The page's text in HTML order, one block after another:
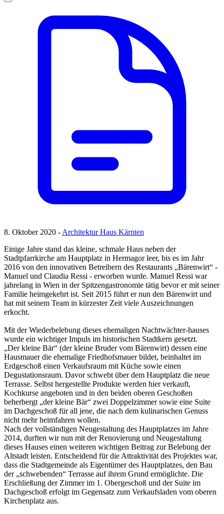
8. Oktober 2020 -Architektur Haus Kärnten
Einige Jahre stand das kleine, schmale Haus neben der
Stadtpfarrkirche am Hauptplatz in Hermagor leer, bis es im Jahr
2016 von den innovativen Betreibern des Restaurants „Bärenwirt“ -
Manuel und Claudia Ressi - erworben wurde. Manuel Ressi war
jahrelang in Wien in der Spitzengastronomie tätig bevor er mit seiner
Familie heimgekehrt ist. Seit 2015 führt er nun den Bärenwirt und
hat mit seinem Team in kürzester Zeit viele Auszeichnungen
erkocht.
Mit der Wiederbelebung dieses ehemaligen Nachtwächter-hauses
wurde ein wichtiger Impuls im historischen Stadtkern gesetzt.
„Der kleine Bär“ (der kleine Bruder vom Bärenwirt) dessen eine
Hausmauer die ehemalige Friedhofsmauer bildet, beinhaltet im
Erdgeschoß einen Verkaufsraum mit Küche sowie einen
Degustationsraum. Davor schwebt über dem Hauptplatz die neue
Terrasse. Selbst hergestellte Produkte werden hier verkauft,
Kochkurse angeboten und in den beiden oberen Geschoßen
beherbergt „der kleine Bär“ zwei Doppelzimmer sowie eine Suite
im Dachgeschoß für all jene, die nach dem kulinarischen Genuss
nicht mehr heimfahren wollen.
Nach der vollständigen Neugestaltung des Hauptplatzes im Jahre
2014, durften wir nun mit der Renovierung und Neugestaltung
dieses Hauses einen weiteren wichtigen Beitrag zur Belebung der
Altstadt leisten. Entscheidend für die Attraktivität des Projektes war,
dass die Stadtgemeinde als Eigentümer des Hauptplatzes, den Bau
der „schwebenden“ Terrasse auf ihrem Grund ermöglichte. Die
Erschließung der Zimmer im 1. Obergeschoß und der Suite im
Dachgeschoß erfolgt im Gegensatz zum Verkaufsladen vom oberen
Kirchenplatz aus.